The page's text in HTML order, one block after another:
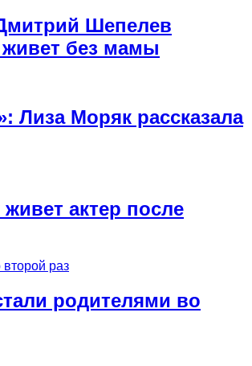
Шепелев
живет без мамы
Лиза Моряк рассказала
актер после
родителями во